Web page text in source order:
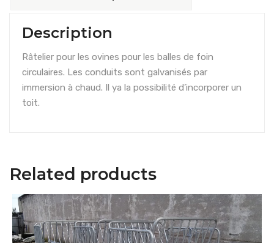
Description
Râtelier pour les ovines pour les balles de foin
circulaires. Les conduits sont galvanisés par
immersion à chaud. Il ya la possibilité d’incorporer un
toit.
Related products